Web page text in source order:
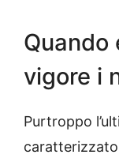
Quando
vigore i
Purtroppo